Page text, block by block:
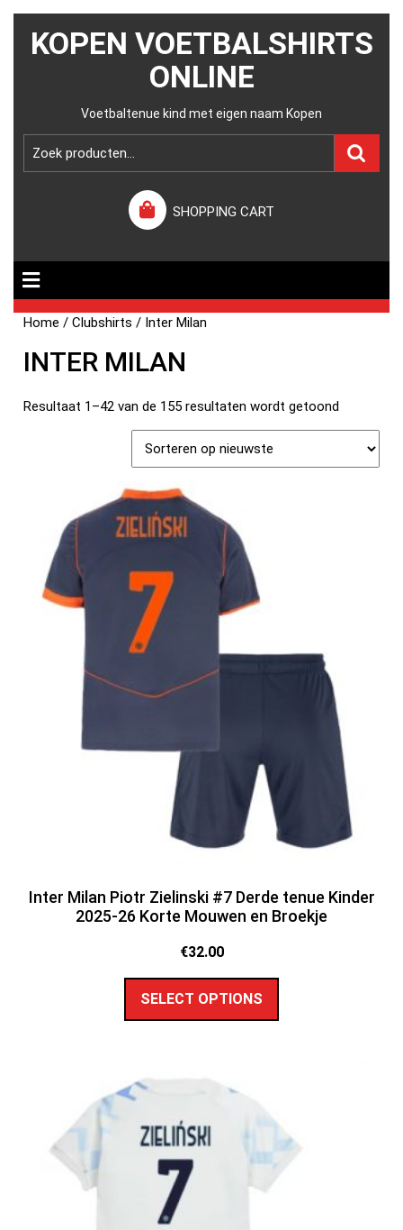
KOPEN VOETBALSHIRTS
ONLINE
Voetbaltenue kind met eigen naam Kopen
SHOPPING CART
Home /Clubshirts / Inter Milan
INTER MILAN
Resultaat 1–42 van de 155 resultaten wordt getoond
Inter Milan Piotr Zielinski #7 Derde tenue Kinder
2025-26 Korte Mouwen en Broekje
€32.00
SELECT OPTIONS